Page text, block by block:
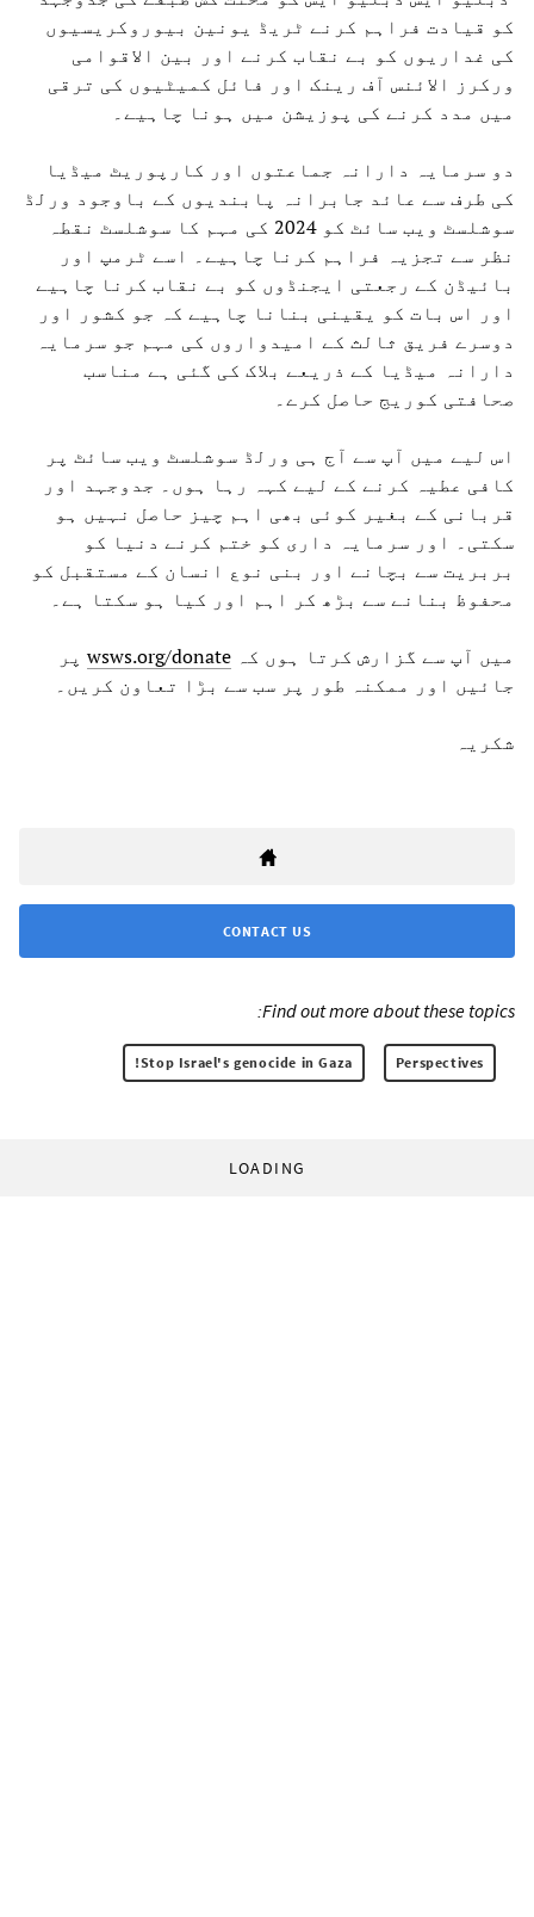
کو قیادت فراہم کرنے ٹریڈ یونین بیوروکریسیوں
کی غداریوں کو بے نقاب کرنے اور بین الاقوامی
ورکرز الائنس آف رینک اور فائل کمیٹیوں کی ترقی
میں مدد کرنے کی پوزیشن میں ہونا چاہیے۔
دو سرمایہ دارانہ جماعتوں اور کارپوریٹ میڈیا
کی طرف سے عائد جابرانہ پابندیوں کے باوجود ورلڈ
سوشلسٹ ویب سائٹ کو 2024 کی مہم کا سوشلسٹ نقطہ
نظر سے تجزیہ فراہم کرنا چاہیے۔ اسے ٹرمپ اور
بائیڈن کے رجعتی ایجنڈوں کو بے نقاب کرنا چاہیے
اور اس بات کو یقینی بنانا چاہیے کہ جو کشور اور
دوسرے فریق ثالث کے امیدواروں کی مہم جو سرمایہ
دارانہ میڈیا کے ذریعے بلاک کی گئی ہے مناسب
صحافتی کوریج حاصل کرے۔
اس لیے میں آپ سے آج ہی ورلڈ سوشلسٹ ویب سائٹ پر
کافی عطیہ کرنے کے لیے کہہ رہا ہوں۔ جدوجہد اور
قربانی کے بغیر کوئی بھی اہم چیز حاصل نہیں ہو
سکتی۔ اور سرمایہ داری کو ختم کرنے دنیا کو
بربریت سے بچانے اور بنی نوع انسان کے مستقبل کو
محفوظ بنانے سے بڑھ کر اہم اور کیا ہو سکتا ہے۔
میں آپ سے گزارش کرتا ہوں کہ wsws.org/donate پر
جائیں اور ممکنہ طور پر سب سے بڑا تعاون کریں۔
شکریہ
CONTACT US
Find out more about these topics:
Perspectives
Stop Israel's genocide in Gaza!
LOADING